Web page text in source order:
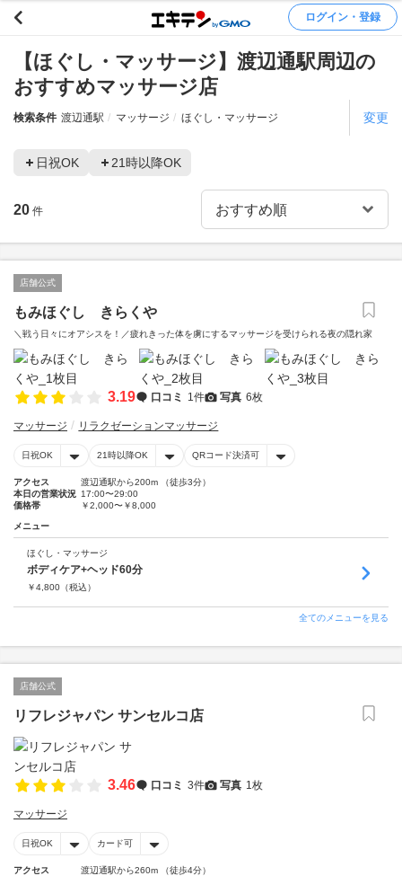
ログイン・登録
【ほぐし・マッサージ】渡辺通駅周辺の
おすすめマッサージ店
検索条件 渡辺通駅 マッサージ ほぐし・マッサージ 変更
日祝OK 21時以降OK
20 件
店舗公式
もみほぐし きらくや
＼戦う日々にオアシスを！／疲れきった体を虜にするマッサージを受けられる夜の隠れ家
3.19 口コミ 1件 写真 6枚
マッサージ リラクゼーションマッサージ
日祝OK 21時以降OK QRコード決済可
アクセス
渡辺通駅から200m （徒歩3分）
本日の営業状況 17:00〜29:00
価格帯
￥2,000〜￥8,000
メニュー
ほぐし・マッサージ
ボディケア+ヘッド60分
￥4,800 （税込）
全てのメニューを見る
店舗公式
リフレジャパン サンセルコ店
3.46 口コミ 3件 写真 1枚
マッサージ
日祝OK カード可
アクセス
渡辺通駅から260m （徒歩4分）